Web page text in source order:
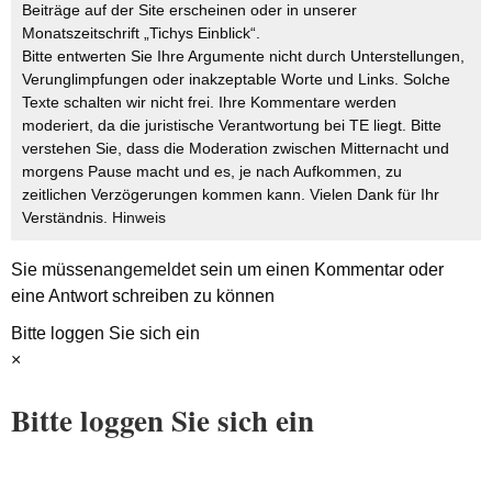
Beiträge auf der Site erscheinen oder in unserer
Monatszeitschrift „Tichys Einblick“.
Bitte entwerten Sie Ihre Argumente nicht durch Unterstellungen,
Verunglimpfungen oder inakzeptable Worte und Links. Solche
Texte schalten wir nicht frei. Ihre Kommentare werden
moderiert, da die juristische Verantwortung bei TE liegt. Bitte
verstehen Sie, dass die Moderation zwischen Mitternacht und
morgens Pause macht und es, je nach Aufkommen, zu
zeitlichen Verzögerungen kommen kann. Vielen Dank für Ihr
Verständnis. Hinweis
Sie müssenangemeldetsein um einen Kommentar oder
eine Antwort schreiben zu können
Bitte loggen Sie sich ein
×
Bitte loggen Sie sich ein